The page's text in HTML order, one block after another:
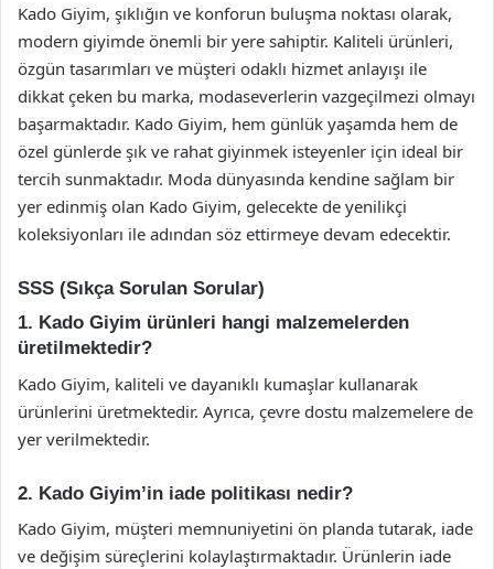
Kado Giyim, şıklığın ve konforun buluşma noktası olarak,
modern giyimde önemli bir yere sahiptir. Kaliteli ürünleri,
özgün tasarımları ve müşteri odaklı hizmet anlayışı ile
dikkat çeken bu marka, modaseverlerin vazgeçilmezi olmayı
başarmaktadır. Kado Giyim, hem günlük yaşamda hem de
özel günlerde şık ve rahat giyinmek isteyenler için ideal bir
tercih sunmaktadır. Moda dünyasında kendine sağlam bir
yer edinmiş olan Kado Giyim, gelecekte de yenilikçi
koleksiyonları ile adından söz ettirmeye devam edecektir.
SSS (Sıkça Sorulan Sorular)
1. Kado Giyim ürünleri hangi malzemelerden
üretilmektedir?
Kado Giyim, kaliteli ve dayanıklı kumaşlar kullanarak
ürünlerini üretmektedir. Ayrıca, çevre dostu malzemelere de
yer verilmektedir.
2. Kado Giyim’in iade politikası nedir?
Kado Giyim, müşteri memnuniyetini ön planda tutarak, iade
ve değişim süreçlerini kolaylaştırmaktadır. Ürünlerin iade